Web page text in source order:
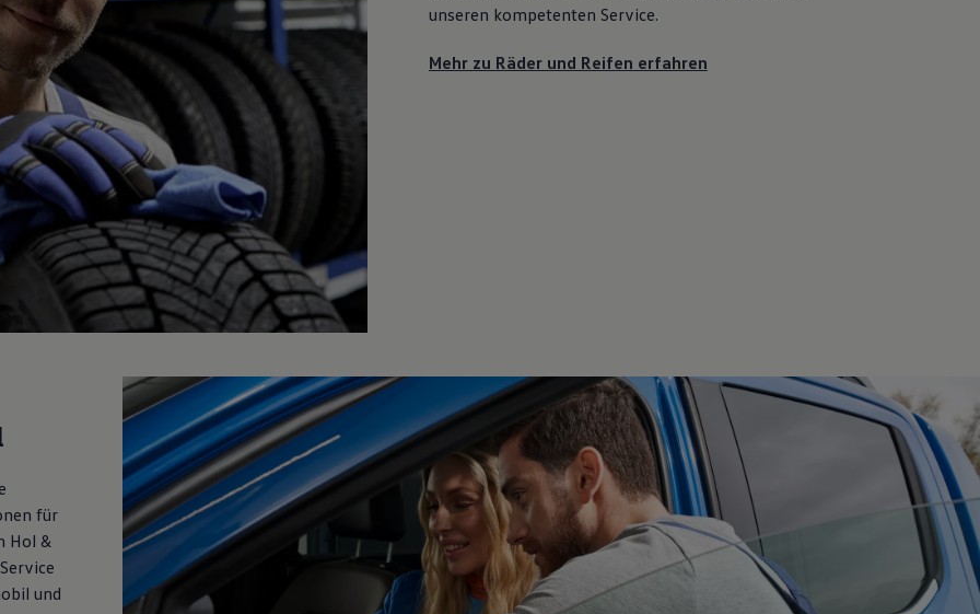
unseren kompetenten Service.
Mehr zu Räder und Reifen erfahren
für
Hol &
und